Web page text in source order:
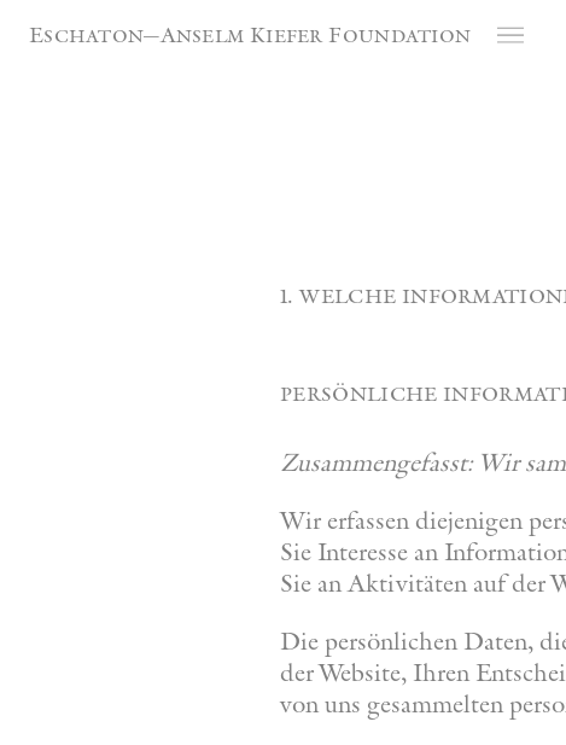
Eschaton—Anselm Kiefer Foundation
1. welche
persönliche
Zusammengefasst: Wir
Wir erfassen diejenigen
Sie Interesse an
Sie an Aktivitäten auf der
Die persönlichen Daten,
der Website, Ihren
von uns gesammelten